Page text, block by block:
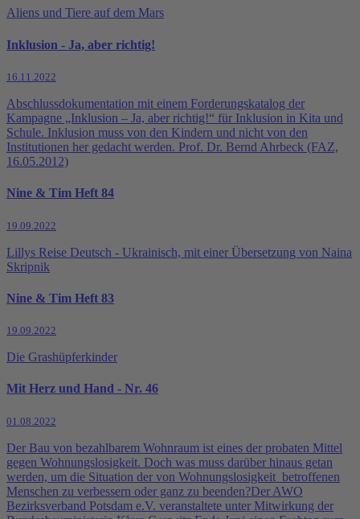
Aliens und Tiere auf dem Mars
Inklusion - Ja, aber richtig!
16.11.2022
Abschlussdokumentation mit einem Forderungskatalog der
Kampagne „Inklusion – Ja, aber richtig!“ für Inklusion in Kita und
Schule. Inklusion muss von den Kindern und nicht von den
Institutionen her gedacht werden. Prof. Dr. Bernd Ahrbeck (FAZ,
16.05.2012)
Nine & Tim Heft 84
19.09.2022
Lillys Reise Deutsch - Ukrainisch, mit einer Übersetzung von Naina
Skripnik
Nine & Tim Heft 83
19.09.2022
Die Grashüpferkinder
Mit Herz und Hand - Nr. 46
01.08.2022
Der Bau von bezahlbarem Wohnraum ist eines der probaten Mittel
gegen Wohnungslosigkeit. Doch was muss darüber hinaus getan
werden, um die Situation der von Wohnungslosigkeit betroffenen
Menschen zu verbessern oder ganz zu beenden?Der AWO
Bezirksverband Potsdam e.V. veranstaltete unter Mitwirkung der